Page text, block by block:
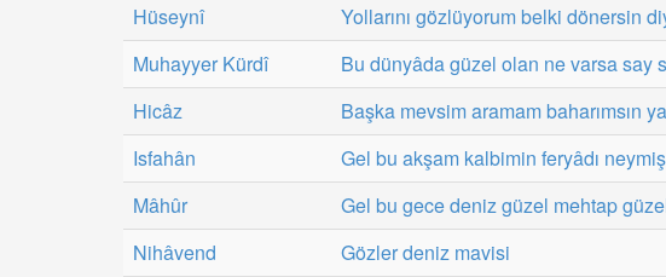
Hüseynî
Yollarını gözlüyorum belki dönersin
Muhayyer Kürdî
Bu dünyâda güzel olan ne varsa say
Hicâz
Başka mevsim aramam baharımsın
Isfahân
Gel bu akşam kalbimin feryâdı
Mâhûr
Gel bu gece deniz güzel mehtap
Nihâvend
Gözler deniz mavisi